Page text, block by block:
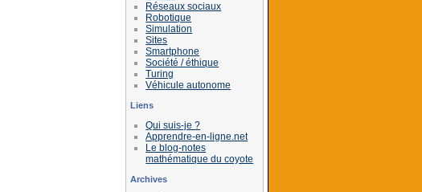
Réseaux sociaux
Robotique
Simulation
Sites
Smartphone
Société / éthique
Turing
Véhicule autonome
Liens
Qui suis-je ?
Apprendre-en-ligne.net
Le blog-notes
mathématique du coyote
Archives